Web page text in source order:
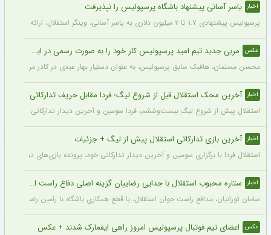
اخبار یاسر آسانی پیشنهاد باشگاه پرسپولیس را نپذیرفت
پرسپولیس پیشنهادی ۱.۷ تا ۲ میلیون دلاری به یاسر آسانی، وینگر استقلال، ارائه کرد، اما او نپذیرفت. آسانی تأکید کرد در فوتبال ایران فقط برای استقلال بازی خواهد کرد.
عکس مربی جدید تیم امید پرسپولیس کار خود را به صورت رسمی در این باشگاه آغاز کرد + عکس
محسن مسلمان، هافبک سابق پرسپولیس، به عنوان دستیار بهار عبدی در کادر مربیگری
اخبار آخرین محک استقلال قبل از شروع لیگ؛ فردا مقابل حریف تدارکاتی
استقلال پیش از شروع لیگ بیست‌وششم، فردا سومین و آخرین دیدار تدارکاتی خود را
اخبار آخرین بازی تدارکاتی استقلال پیش از لیگ + جزئیات
استقلال فردا با برگزاری سومین و آخرین دیدار تدارکاتی خود، پرونده بازی‌های
اخبار ستاره محبوب استقلال با جدایی رضاییان گزینه اصلی دفاع راست این تیم
سامان تورانیان، مدافع راست جوان استقلال، با قطع همکاری باشگاه با رامین رضاییان،
عکس اعضای تیم فوتبال پرسپولیس امروز راهی ایفمارک شدند + عکس